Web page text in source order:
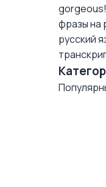
фразы на
русский